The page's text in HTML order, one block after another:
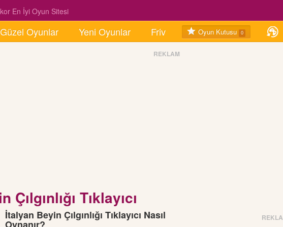
Oyunlar Yeni Oyunlar Friv Oyun Kutusu 0
En İyi Oyun Sitesi
REKLAM
Tıklayıcı
İtalyan Beyin Çılgınlığı Tıklayıcı Nasıl